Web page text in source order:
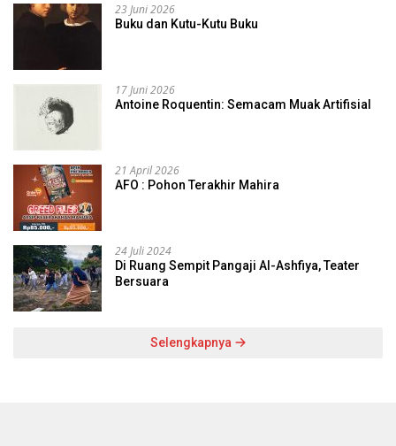
23 Juni 2026
Buku dan Kutu-Kutu Buku
17 Juni 2026
Antoine Roquentin: Semacam Muak Artifisial
21 April 2026
AFO : Pohon Terakhir Mahira
24 Juli 2024
Di Ruang Sempit Pangaji Al-Ashfiya, Teater
Bersuara
Selengkapnya